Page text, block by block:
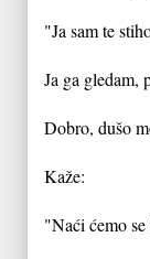
"Ja sam te
Ja ga gledam,
Dobro, dušo
Kaže:
"Naći ćemo